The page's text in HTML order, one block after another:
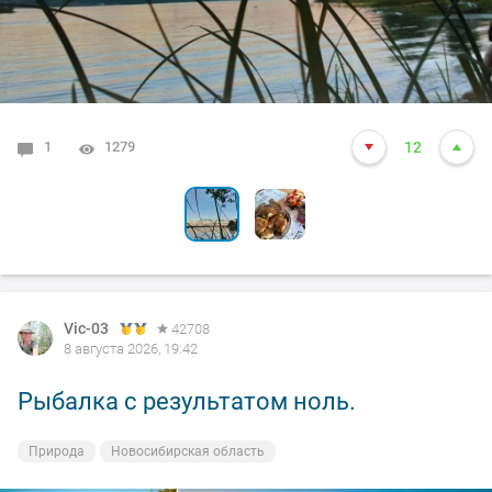
1 1279 12
4 6670 25
Vic-03
42708
8 августа 2026, 19:42
Рыбалка с результатом ноль.
Природа Новосибирская область